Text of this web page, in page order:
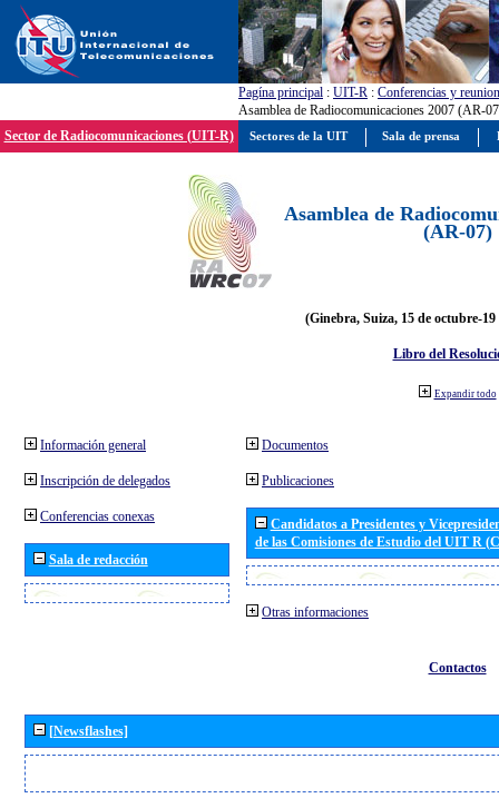
Pagína principal : UIT-R : Conferencias y
Asamblea de Radiocomunicaciones 2007 (AR-
Sector de Radiocomunicaciones (UIT-R)
Asamblea de
(AR-07)
(Ginebra, Suiza, 15 de octubre-19
Libro del
Expandir todo
Información general
Inscripción de delegados
Conferencias conexas
Sala de redacción
Documentos
Publicaciones
Candidatos a Presidentes y
de las Comisiones de Estudio del UIT R
Otras informaciones
Contactos
[Newsflashes]
Sectores de la UIT Sala de prensa